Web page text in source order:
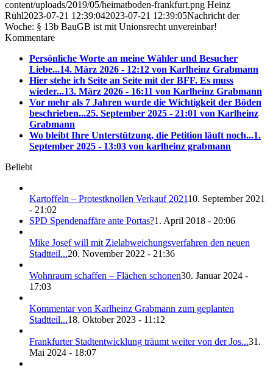
content/uploads/2019/05/heimatboden-frankfurt.png Heinz
Rühl2023-07-21 12:39:042023-07-21 12:39:05Nachricht der
Woche: § 13b BauGB ist mit Unionsrecht unvereinbar!
Kommentare
Persönliche Worte an meine Wähler und Besucher
Liebe...14. März 2026 - 12:12 von Karlheinz Grabmann
Hier stehe ich Seite an Seite mit der BFF. Es muss
wieder...13. März 2026 - 16:11 von Karlheinz Grabmann
Vor mehr als 7 Jahren wurde die Wichtigkeit der Böden
beschrieben...25. September 2025 - 21:01 von Karlheinz
Grabmann
Wo bleibt Ihre Unterstützung, die Petition läuft noch...1.
September 2025 - 13:03 von karlheinz grabmann
Beliebt
Kartoffeln – Protestknollen Verkauf 202110. September 2021
- 21:02
SPD Spendenaffäre ante Portas?1. April 2018 - 20:06
Mike Josef will mit Zielabweichungsverfahren den neuen
Stadtteil...20. November 2022 - 21:36
Wohnraum schaffen – Flächen schonen30. Januar 2024 -
17:03
Kommentar von Karlheinz Grabmann zum geplanten
Stadtteil...18. Oktober 2023 - 11:12
Frankfurter Stadtentwicklung träumt weiter von der Jos...31.
Mai 2024 - 18:07